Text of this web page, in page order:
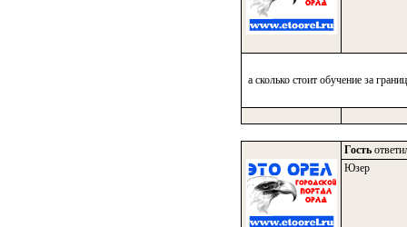
а сколько стоит обучение за
Гость
Юзер